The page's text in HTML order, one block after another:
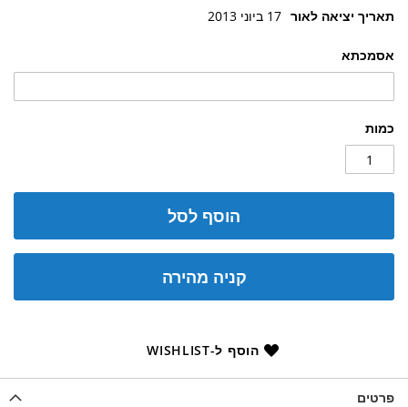
אסמכתא
כמות
הוסף לסל
קניה מהירה
הוסף ל-WISHLIST
תאריך יציאה לאור 17 ביוני 2013
פרטים